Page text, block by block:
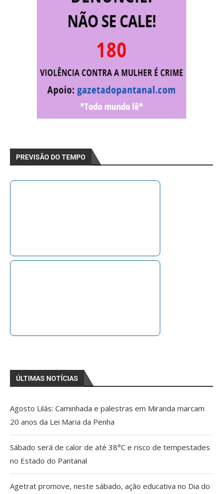
PREVISÃO DO TEMPO
ÚLTIMAS NOTÍCIAS
Agosto Lilás: Caminhada e palestras em Miranda marcam
20 anos da Lei Maria da Penha
Sábado será de calor de até 38°C e risco de tempestades
no Estado do Pantanal
Agetrat promove, neste sábado, ação educativa no Dia do